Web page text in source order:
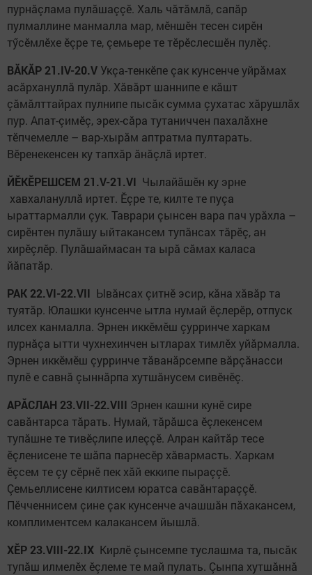
пурнăçлама пулăшаççӗ. Халь чăтăмлă, сапăр
пулмаллине манмалла мар, мӗншӗн тесен сирӗн
тӳсӗмлӗхе ӗçре те, çемьере те тӗрӗслесшӗн пулӗç.
ВĂКĂР 21.IV-20.V Укçа-тенкӗпе çак кунсенче уйрăмах
асăрхануллă пулăр. Хăвăрт шаннипе е кăшт
çăмăлттайрах пулнипе пысăк сумма çухатас хăрушлăх
пур. Апат-çимӗç, эрех-сăра тутаниччен пахалăхне
тӗпчемелле – вар-хырăм аптратма пултарать.
Вӗренекенсен ку тапхăр ăнăçлă иртет.
ЙӖКӖРЕШСЕМ 21.V-21.VI Чылайăшӗн ку эрне
хавхалануллă иртет. Ӗçре те, килте те пуçа
ыраттармалли çук. Таврари çынсен вара пач урăхла –
сирӗнтен пулăшу ыйтакансем тупăнсах тăрӗç, ан
хирӗçлӗр. Пулăшаймасан та ырă сăмах каласа
йăпатăр.
РАК 22.VI-22.VII Ывăнсах çитнӗ эсир, кăна хăвăр та
туятăр. Юлашки кунсенче ытла нумай ӗçлерӗр, отпуск
илсех канмалла. Эрнен иккӗмӗш çурринче харкам
пурнăçа ытти чухнехинчен ытларах тимлӗх уйăрмалла.
Эрнен иккӗмӗш çурринче тăванăрсемпе вăрçăнасси
пулӗ е савнă çыннăрпа хутшăнусем сивӗнӗç.
АРĂСЛАН 23.VII-22.VIII Эрнен кашни кунӗ сире
савăнтарса тăрать. Нумай, тăрăшса ӗçлекенсем
тупăшне те тивӗçлипе илеççӗ. Алран кайтăр тесе
ӗçленисене те шăпа парнесӗр хăвармасть. Харкам
ӗçсем те çу сӗрнӗ пек хăй еккипе пыраççӗ.
Çемьеллисене килтисем юратса савăнтараççӗ.
Пӗчченнисем çине çак кунсенче ачашшăн пăхакансем,
комплиментсем калакансем йышлă.
ХӖР 23.VIII-22.IX Кирлӗ çынсемпе туслашма та, пысăк
тупăш илмелӗх ӗçлеме те май пулать. Çынпа хутшăннă